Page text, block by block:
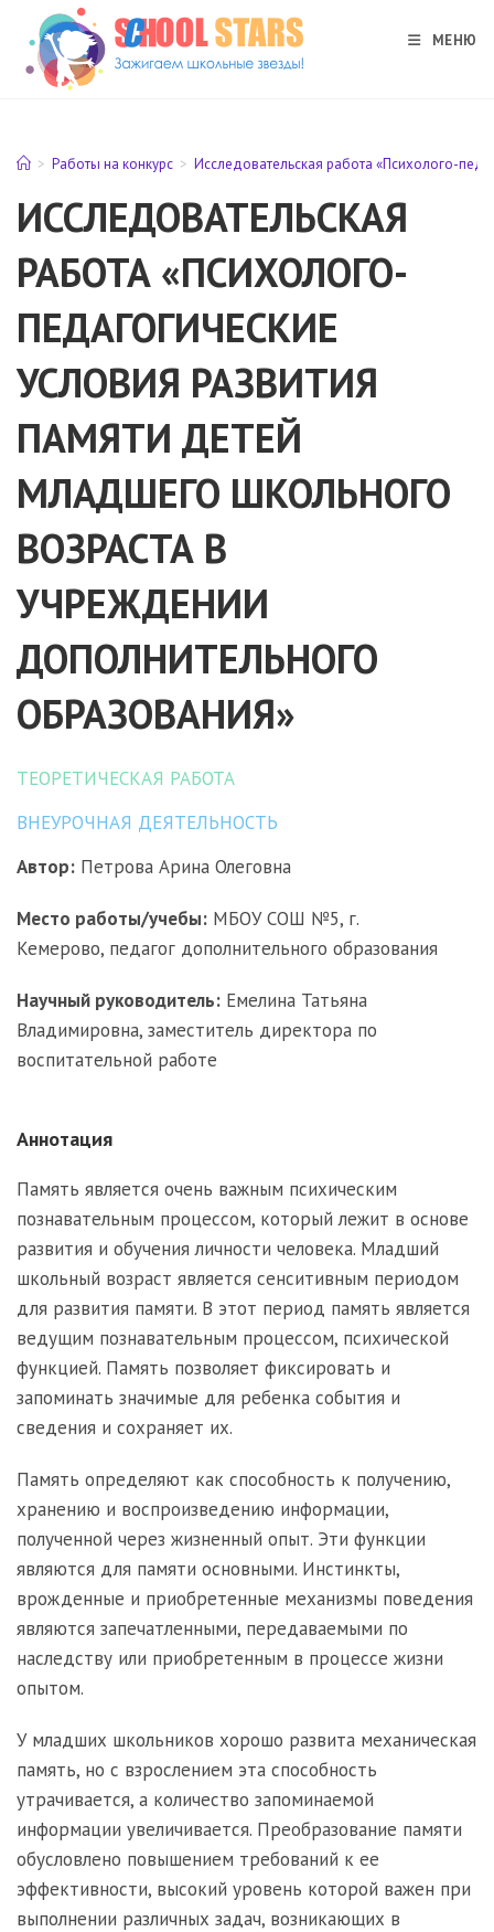
Перейти
содержимому
МЕНЮ
> Работы на конкурс > Исследовательская работа «Психолого-
ИССЛЕДОВАТЕЛЬСКАЯ
РАБОТА «ПСИХОЛОГО-
ПЕДАГОГИЧЕСКИЕ
УСЛОВИЯ РАЗВИТИЯ
ПАМЯТИ ДЕТЕЙ
МЛАДШЕГО ШКОЛЬНОГО
ВОЗРАСТА В
УЧРЕЖДЕНИИ
ДОПОЛНИТЕЛЬНОГО
ОБРАЗОВАНИЯ»
ТЕОРЕТИЧЕСКАЯ РАБОТА
ВНЕУРОЧНАЯ ДЕЯТЕЛЬНОСТЬ
Автор: Петрова Арина Олеговна
Место работы/учебы: МБОУ СОШ №5, г.
Кемерово, педагог дополнительного образования
Научный руководитель: Емелина Татьяна
Владимировна, заместитель директора по
воспитательной работе
Аннотация
Память является очень важным психическим
познавательным процессом, который лежит в основе
развития и обучения личности человека. Младший
школьный возраст является сенситивным периодом
для развития памяти. В этот период память является
ведущим познавательным процессом, психической
функцией. Память позволяет фиксировать и
запоминать значимые для ребенка события и
сведения и сохраняет их.
Память определяют как способность к получению,
хранению и воспроизведению информации,
полученной через жизненный опыт. Эти функции
являются для памяти основными. Инстинкты,
врожденные и приобретенные механизмы поведения
являются запечатленными, передаваемыми по
наследству или приобретенным в процессе жизни
опытом.
У младших школьников хорошо развита механическая
память, но с взрослением эта способность
утрачивается, а количество запоминаемой
информации увеличивается. Преобразование памяти
обусловлено повышением требований к ее
эффективности, высокий уровень которой важен при
выполнении различных задач, возникающих в